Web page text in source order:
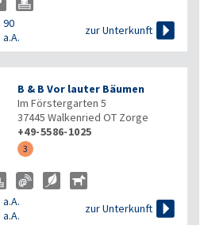
90
a.A.
zur Unterkunft 
B & B Vor lauter Bäumen
Im Förstergarten 5
37445 Walkenried OT Zorge
+49-5586-1025
3
a.A.
a.A.
zur Unterkunft 